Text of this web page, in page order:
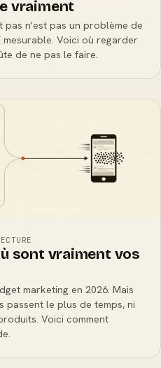
vraiment
pas n'est pas un problème de
Voici où regarder
de ne pas le faire.
sont vraiment vos
marketing en 2026. Mais
passent le plus de temps, ni
Voici comment